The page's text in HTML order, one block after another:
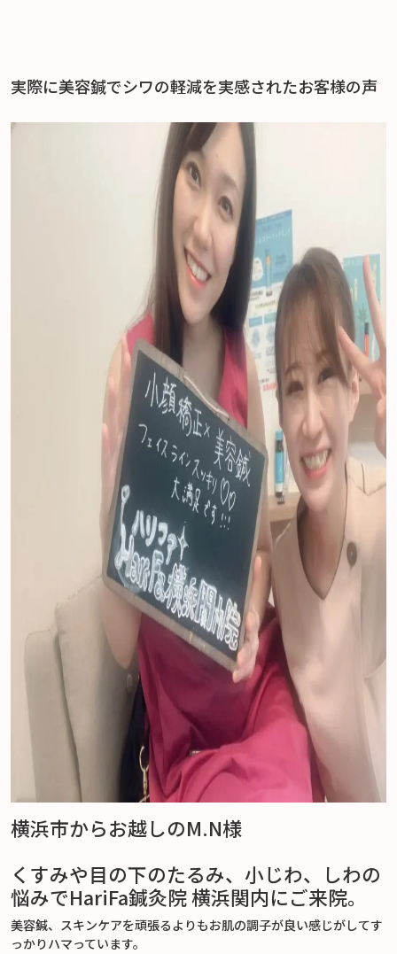
実際に美容鍼でシワの軽減を実感されたお客様の声
横浜市からお越しのM.N様
くすみや目の下のたるみ、小じわ、しわの
悩みでHariFa鍼灸院 横浜関内にご来院。
美容鍼、スキンケアを頑張るよりもお肌の調子が良い感じがしてす
っかりハマっています。